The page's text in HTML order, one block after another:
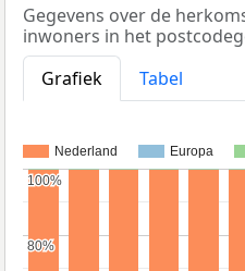
Gegevens over de
inwoners in het
Grafiek
Tabel
Nederland Europa
80%
80%
100%
100%